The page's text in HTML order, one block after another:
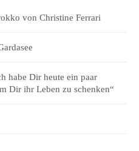
von Christine Ferrari
habe Dir heute ein paar
Dir ihr Leben zu schenken“